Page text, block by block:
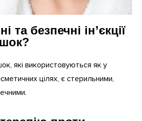
та безпечні ін’єкції
які використовуються як у
цілях, є стерильними,